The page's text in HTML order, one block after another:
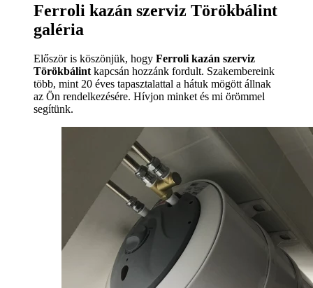
Ferroli kazán szerviz Törökbálint
galéria
Először is köszönjük, hogy Ferroli kazán szerviz
Törökbálintkapcsán hozzánk fordult. Szakembereink
több, mint 20 éves tapasztalattal a hátuk mögött állnak
az Ön rendelkezésére. Hívjon minket és mi örömmel
segítünk.